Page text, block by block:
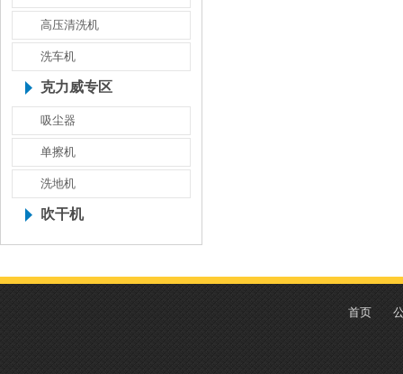
高压清洗机
洗车机
克力威专区
吸尘器
单擦机
洗地机
吹干机
首页